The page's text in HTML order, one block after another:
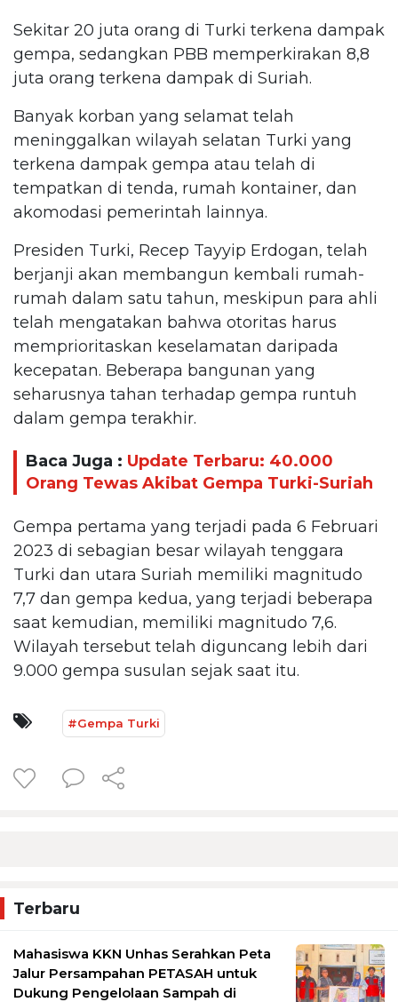
Sekitar 20 juta orang di Turki terkena dampak
gempa, sedangkan PBB memperkirakan 8,8
juta orang terkena dampak di Suriah.
Banyak korban yang selamat telah
meninggalkan wilayah selatan Turki yang
terkena dampak gempa atau telah di
tempatkan di tenda, rumah kontainer, dan
akomodasi pemerintah lainnya.
Presiden Turki, Recep Tayyip Erdogan, telah
berjanji akan membangun kembali rumah-
rumah dalam satu tahun, meskipun para ahli
telah mengatakan bahwa otoritas harus
memprioritaskan keselamatan daripada
kecepatan. Beberapa bangunan yang
seharusnya tahan terhadap gempa runtuh
dalam gempa terakhir.
Baca Juga : Update Terbaru: 40.000
Orang Tewas Akibat Gempa Turki-Suriah
Gempa pertama yang terjadi pada 6 Februari
2023 di sebagian besar wilayah tenggara
Turki dan utara Suriah memiliki magnitudo
7,7 dan gempa kedua, yang terjadi beberapa
saat kemudian, memiliki magnitudo 7,6.
Wilayah tersebut telah diguncang lebih dari
9.000 gempa susulan sejak saat itu.
#Gempa Turki
Terbaru
Mahasiswa KKN Unhas Serahkan Peta
Jalur Persampahan PETASAH untuk
Dukung Pengelolaan Sampah di